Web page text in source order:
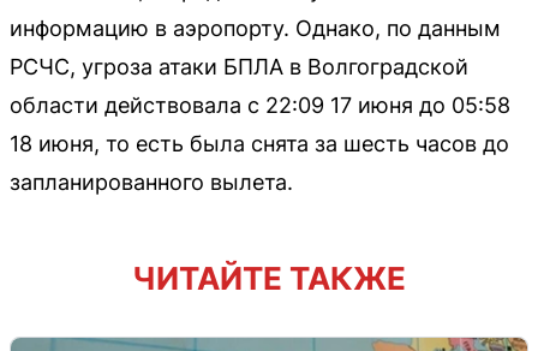
информацию в аэропорту. Однако, по данным
РСЧС, угроза атаки БПЛА в Волгоградской
области действовала с 22:09 17 июня до 05:58
18 июня, то есть была снята за шесть часов до
запланированного вылета.
ЧИТАЙТЕ ТАКЖЕ